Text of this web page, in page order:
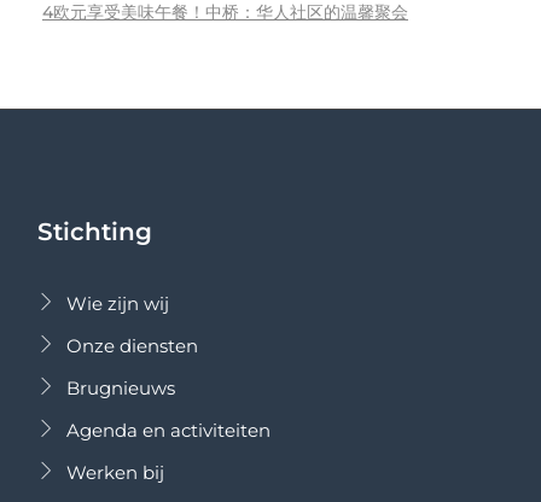
4欧元享受美味午餐！中桥：华人社区的温馨聚会
Stichting
Wie zijn wij
Onze diensten
Brugnieuws
Agenda en activiteiten
Werken bij